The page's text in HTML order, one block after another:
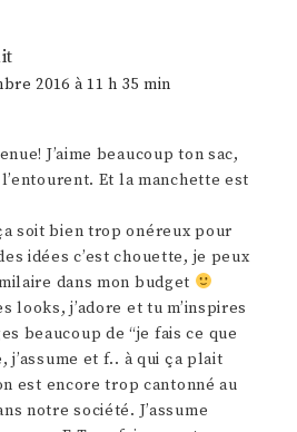
2016 à 11 h 35 min
J’aime beaucoup ton sac,
Et la manchette est
soit bien trop onéreux pour
idées c’est chouette, je peux
dans mon budget
looks, j’adore et tu m’inspires
beaucoup de “je fais ce que
j’assume et f.. à qui ça plait
est encore trop cantonné au
notre société. J’assume